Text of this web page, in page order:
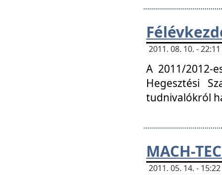
2011. 08. 10. -
A 2011/2012-
Hegesztési
tudnivalókról
MACH-
2011. 05. 14. -